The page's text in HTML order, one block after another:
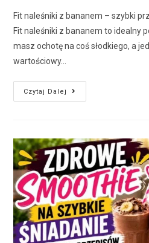
Fit naleśniki z bananem – szybki
Fit naleśniki z bananem to idealny
masz ochotę na coś słodkiego, a
wartościowy…
Czytaj Dalej